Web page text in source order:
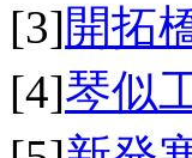
[3]開拓
[4]琴似